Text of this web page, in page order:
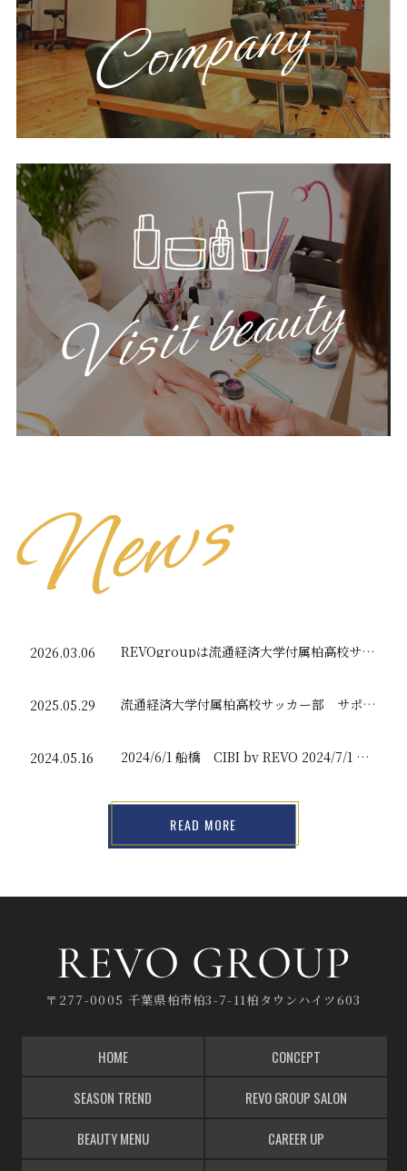
2026.03.06 REVOgroupは流通経済大学付属柏高校サッカー部を応援してます。
2025.05.29 流通経済大学付属柏高校サッカー部 サポート応援
2024.05.16 2024/6/1 船橋 CIBI by REVO 2024/7/1 hyonmyon rise by revo OPEN
READ MORE
〒277-0005 千葉県柏市柏3-7-11柏タウンハイツ603
HOME CONCEPT
SEASON TREND REVO GROUP SALON
BEAUTY MENU CAREER UP